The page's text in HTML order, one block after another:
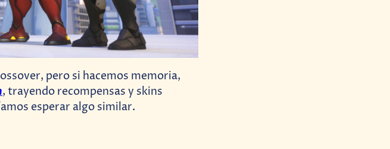
pero si hacemos memoria,
, trayendo recompensas y skins
esperar algo similar.